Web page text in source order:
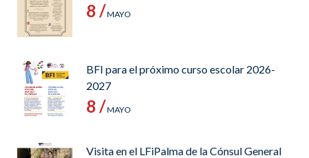
8 /MAYO
BFI para el próximo curso escolar 2026-
2027
8 /MAYO
Visita en el LFiPalma de la Cónsul General